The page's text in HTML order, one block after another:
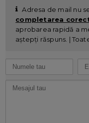
Adresa de mail nu
completarea
aprobarea rapidă a
aștepți răspuns. |